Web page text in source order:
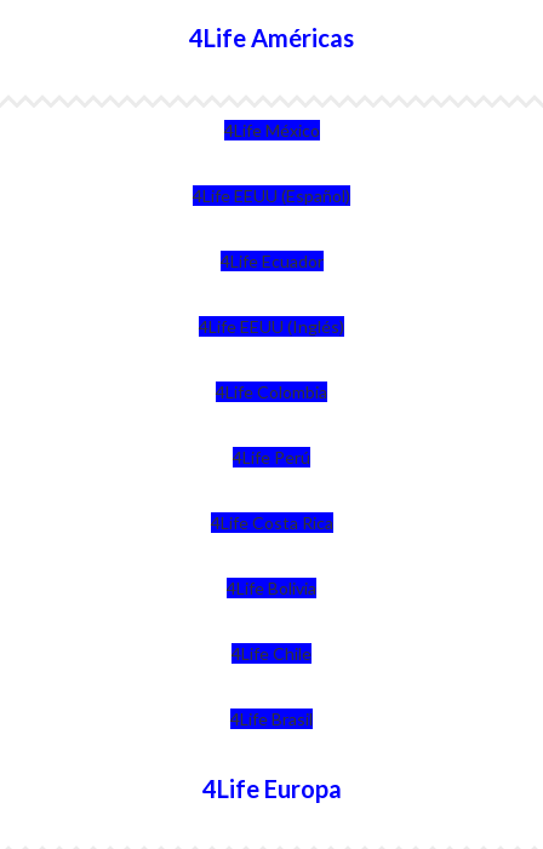
4Life Américas
4Life México
4Life EEUU (Español)
4Life Ecuador
4Life EEUU (Inglés)
4Life Colombia
4Life Perú
4Life Costa Rica
4Life Bolivia
4Life Chile
4Life Brasil
4Life Europa